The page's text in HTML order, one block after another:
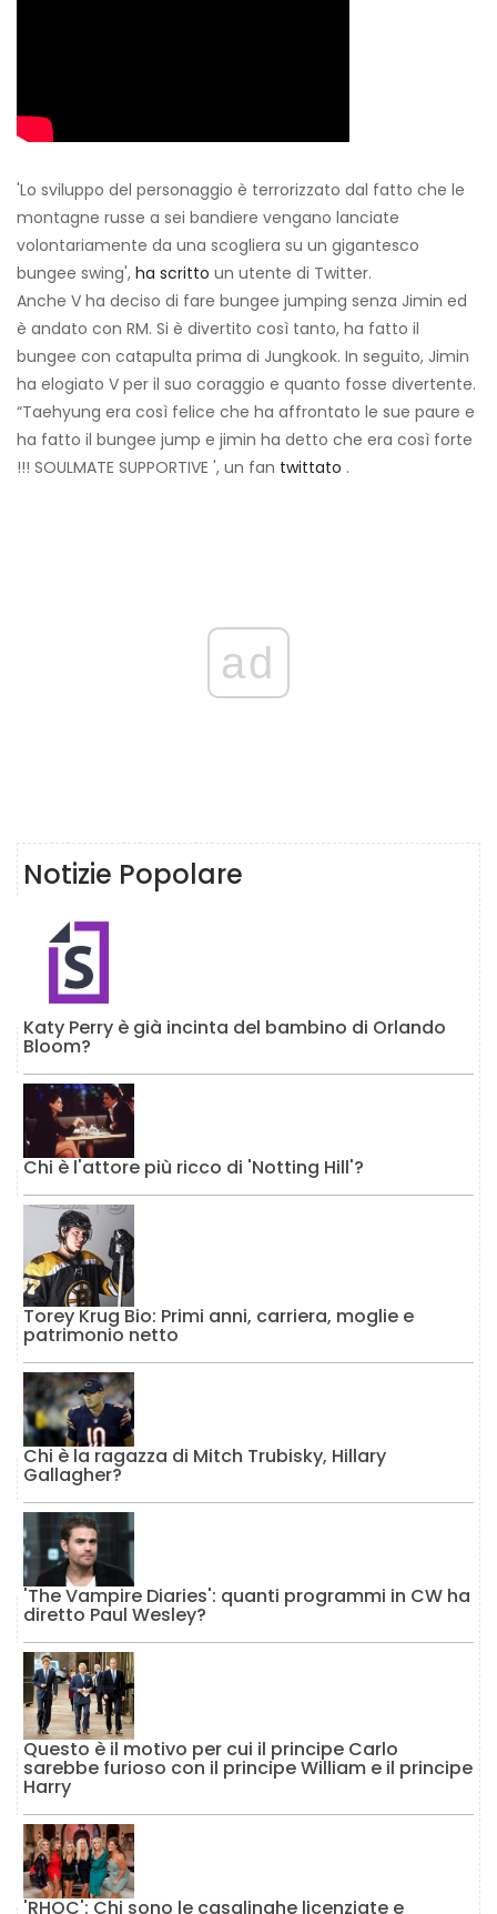
'Lo sviluppo del personaggio è terrorizzato dal fatto che le
montagne russe a sei bandiere vengano lanciate
volontariamente da una scogliera su un gigantesco
bungee swing', ha scritto un utente di Twitter.
Anche V ha deciso di fare bungee jumping senza Jimin ed
è andato con RM. Si è divertito così tanto, ha fatto il
bungee con catapulta prima di Jungkook. In seguito, Jimin
ha elogiato V per il suo coraggio e quanto fosse divertente.
“Taehyung era così felice che ha affrontato le sue paure e
ha fatto il bungee jump e jimin ha detto che era così forte
!!! SOULMATE SUPPORTIVE ', un fan twittato .
ad
Notizie Popolare
Katy Perry è già incinta del bambino di Orlando
Bloom?
Chi è l'attore più ricco di 'Notting Hill'?
Torey Krug Bio: Primi anni, carriera, moglie e
patrimonio netto
Chi è la ragazza di Mitch Trubisky, Hillary
Gallagher?
'The Vampire Diaries': quanti programmi in CW ha
diretto Paul Wesley?
Questo è il motivo per cui il principe Carlo
sarebbe furioso con il principe William e il principe
Harry
'RHOC': Chi sono le casalinghe licenziate e